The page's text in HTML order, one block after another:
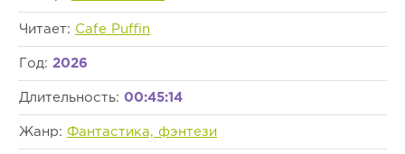
Читает: Cafe Puffin
Год: 2026
Длительность: 00:45:14
Жанр: Фантастика, фэнтези